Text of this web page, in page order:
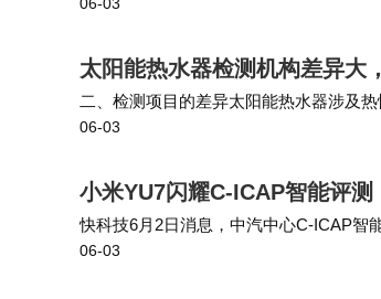
多电解槽组成的制氢阵列中，可快速隔
太阳能热水器检测机构差异大
二、检测项目的差异太阳能热水器涉及
有CMA、CNAS等相关资质的机构，如
06-03
小米YU7闪耀C-ICAP智能评
快科技6月2日消息，中汽中心C-ICAP智
座舱、隐私保护几个项目全部拿到顶尖
06-03